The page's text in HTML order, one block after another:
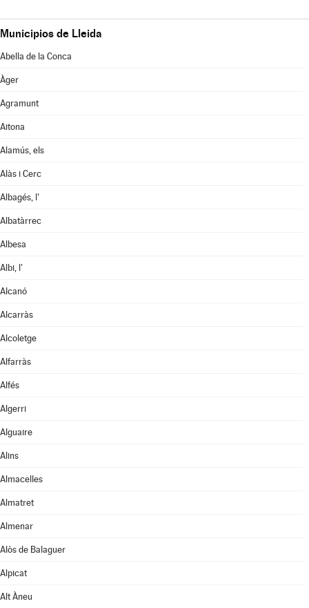
Municipios de Lleida
Abella de la Conca
Àger
Agramunt
Aitona
Alamús, els
Alàs i Cerc
Albagés, l'
Albatàrrec
Albesa
Albi, l'
Alcanó
Alcarràs
Alcoletge
Alfarràs
Alfés
Algerri
Alguaire
Alins
Almacelles
Almatret
Almenar
Alòs de Balaguer
Alpicat
Alt Àneu